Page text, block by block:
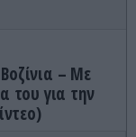
– Με
του για την